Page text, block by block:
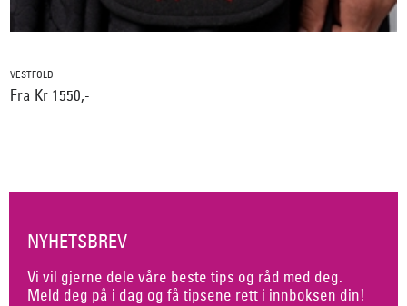
VESTFOLD
Fra Kr 1550,-
NYHETSBREV
Vi vil gjerne dele våre beste tips og råd med deg.
Meld deg på i dag og få tipsene rett i innboksen din!